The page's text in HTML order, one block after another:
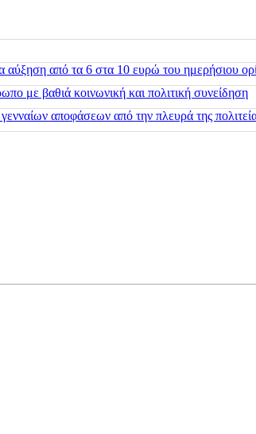
από τα 6 στα 10 ευρώ του ημερήσιου
με βαθιά κοινωνική και πολιτική συνείδηση
αποφάσεων από την πλευρά της